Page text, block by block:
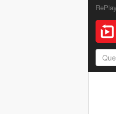
RePlay